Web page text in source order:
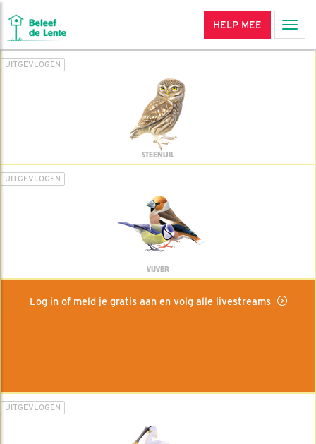
HELP MEE
UITGEVLOGEN
STEENUIL
UITGEVLOGEN
VIJVER
Log in of meld je gratis aan en volg alle livestreams
UITGEVLOGEN